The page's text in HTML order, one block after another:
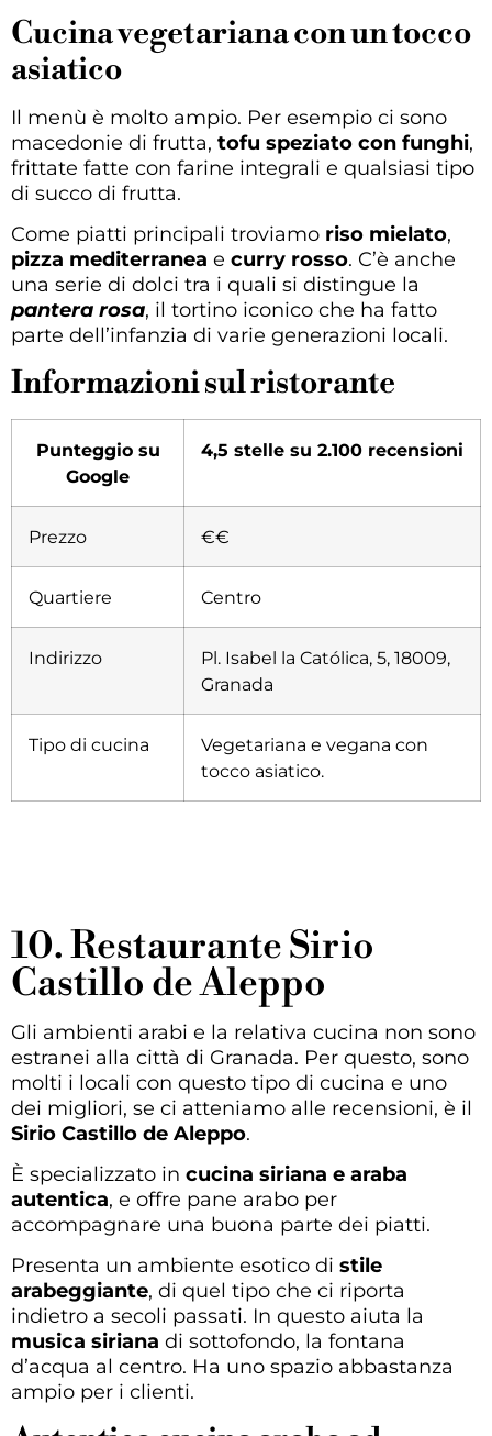
Cucina vegetariana con un tocco
asiatico
Il menù è molto ampio. Per esempio ci sono
macedonie di frutta, tofu speziato con funghi,
frittate fatte con farine integrali e qualsiasi tipo
di succo di frutta.
Come piatti principali troviamo riso mielato,
pizza mediterranea e curry rosso. C’è anche
una serie di dolci tra i quali si distingue la
pantera rosa, il tortino iconico che ha fatto
parte dell’infanzia di varie generazioni locali.
Informazioni sul ristorante
Punteggio su
Google
4,5 stelle su 2.100 recensioni
Prezzo €€
Quartiere Centro
Indirizzo
Pl. Isabel la Católica, 5, 18009,
Granada
Tipo di cucina
Vegetariana e vegana con
tocco asiatico.
10. Restaurante Sirio
Castillo de Aleppo
Gli ambienti arabi e la relativa cucina non sono
estranei alla città di Granada. Per questo, sono
molti i locali con questo tipo di cucina e uno
dei migliori, se ci atteniamo alle recensioni, è il
Sirio Castillo de Aleppo.
È specializzato in cucina siriana e araba
autentica, e offre pane arabo per
accompagnare una buona parte dei piatti.
Presenta un ambiente esotico di stile
arabeggiante, di quel tipo che ci riporta
indietro a secoli passati. In questo aiuta la
musica siriana di sottofondo, la fontana
d’acqua al centro. Ha uno spazio abbastanza
ampio per i clienti.